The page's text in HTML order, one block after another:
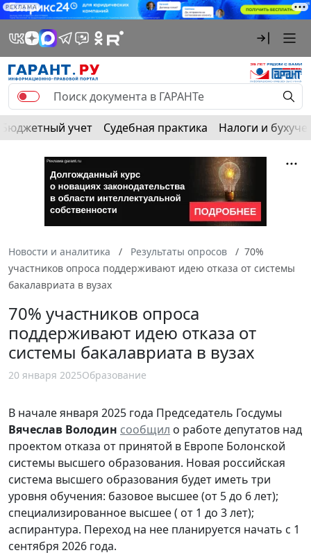
РЕКЛАМА
Бюджетный учет Судебная практика Налоги и
Новости и аналитика Результаты опросов
70%
участников опроса поддерживают идею отказа от системы
бакалавриата в вузах
70% участников опроса
поддерживают идею отказа от
системы бакалавриата в вузах
20 января 2025Образование
В начале января 2025 года Председатель Госдумы
Вячеслав Володин сообщил о работе депутатов над
проектом отказа от принятой в Европе Болонской
системы высшего образования. Новая российская
система высшего образования будет иметь три
уровня обучения: базовое высшее (от 5 до 6 лет);
специализированное высшее ( от 1 до 3 лет);
аспирантура. Переход на нее планируется начать с 1
сентября 2026 года.